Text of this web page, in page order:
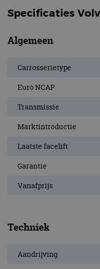
Specificaties
Algemeen
Carrosserietype
Euro NCAP
Transmissie
Marktintroductie
Laatste facelift
Garantie
Vanafprijs
Techniek
Aandrijving